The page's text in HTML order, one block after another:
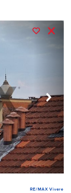
RE/MAX Vivere